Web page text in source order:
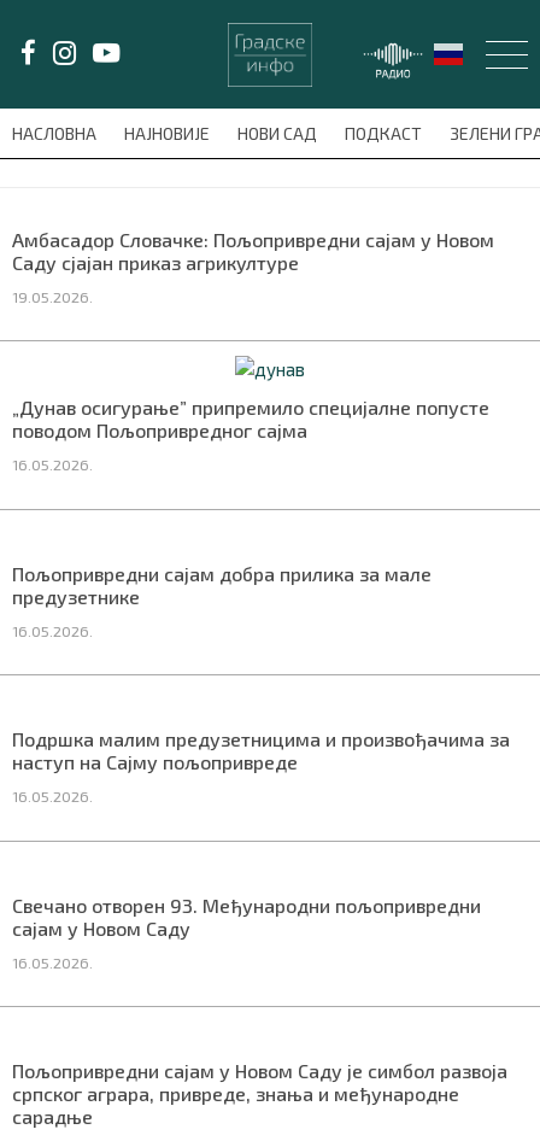
НАСЛОВНА НАЈНОВИЈЕ НОВИ САД ПОДКАСТ ЗЕЛЕНИ
meni'); $this_item = current( wp_filter_object_list(
Амбасадор Словачке: Пољопривредни сајам у Новом
Саду сјајан приказ агрикултуре
19.05.2026.
„Дунав осигурање” припремило специјалне попусте
поводом Пољопривредног сајма
16.05.2026.
Пољопривредни сајам добра прилика за мале
предузетнике
16.05.2026.
Подршка малим предузетницима и произвођачима за
наступ на Сајму пољопривреде
16.05.2026.
Свечано отворен 93. Међународни пољопривредни
сајам у Новом Саду
16.05.2026.
Пољопривредни сајам у Новом Саду je симбол развоја
српског аграра, привреде, знања и међународне
сарадње
LAT/ЋИР
НАЈНОВИЈЕ
НОВИ САД
ПОДКАСТ
ВИДЕО
СРБИЈА
ЖИВОТ И СТИЛ